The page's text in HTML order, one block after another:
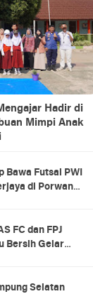
Hadir di
Mimpi Anak
Bawa Futsal PWI
di Porwanas
FC dan FPJ
Bersih Gelar
Selatan